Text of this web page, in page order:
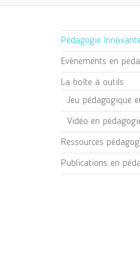
Pédagogie
Evènements en
La boîte à outils
Jeu pédagogique
Vidéo en
Ressources
Publications en